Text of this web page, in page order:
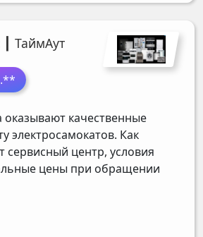
ТаймАут
оказывают качественные
электросамокатов. Как
сервисный центр, условия
цены при обращении